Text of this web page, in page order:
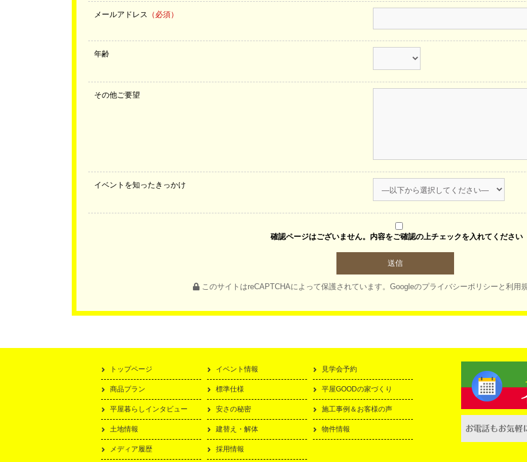
メールアドレス （必須）
年齢
その他ご要望
イベントを知ったきっかけ
確認ページはございません。内容をご確認の上チェックを入れてください
このサイトはreCAPTCHAによって保護されています。 Googleのプライバシーポリシー と 利用
トップページ イベント情報 見学会予約
商品プラン 標準仕様 平屋GOODの家づくり
平屋暮らしインタビュー 安さの秘密 施工事例＆お客様の声
土地情報 建替え・解体 物件情報
メディア履歴 採用情報